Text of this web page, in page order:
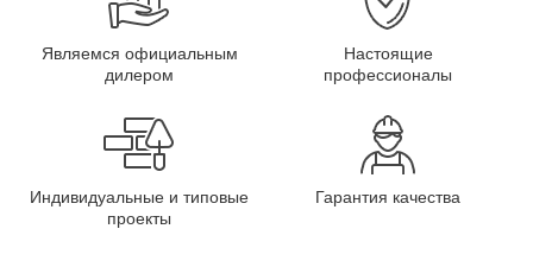
Являемся официальным
дилером
Настоящие
профессионалы
Индивидуальные и типовые
проекты
Гарантия качества